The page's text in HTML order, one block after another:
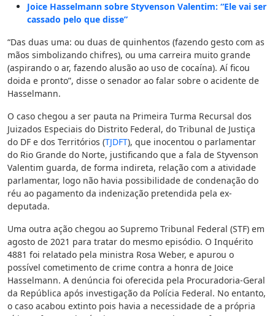
Joice Hasselmann sobre Styvenson Valentim: “Ele vai ser
cassado pelo que disse”
“Das duas uma: ou duas de quinhentos (fazendo gesto com as
mãos simbolizando chifres), ou uma carreira muito grande
(aspirando o ar, fazendo alusão ao uso de cocaína). Aí ficou
doida e pronto”, disse o senador ao falar sobre o acidente de
Hasselmann.
O caso chegou a ser pauta na Primeira Turma Recursal dos
Juizados Especiais do Distrito Federal, do Tribunal de Justiça
do DF e dos Territórios (TJDFT), que inocentou o parlamentar
do Rio Grande do Norte, justificando que a fala de Styvenson
Valentim guarda, de forma indireta, relação com a atividade
parlamentar, logo não havia possibilidade de condenação do
réu ao pagamento da indenização pretendida pela ex-
deputada.
Uma outra ação chegou ao Supremo Tribunal Federal (STF) em
agosto de 2021 para tratar do mesmo episódio. O Inquérito
4881 foi relatado pela ministra Rosa Weber, e apurou o
possível cometimento de crime contra a honra de Joice
Hasselmann. A denúncia foi oferecida pela Procuradoria-Geral
da República após investigação da Polícia Federal. No entanto,
o caso acabou extinto pois havia a necessidade de a própria